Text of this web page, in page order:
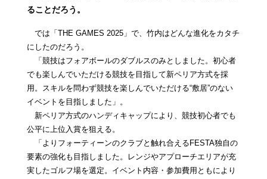
ることだろう。
では「THE GAMES 2025」で、竹内はどんな進化をカタチ
にしたのだろう。
「競技はフォアボールのダブルスのみとしました。初心者
でも楽しんでいただける競技を目指して新ペリア方式を採
用。スキルを問わず競技を楽しんでいただける“敷居”のない
イベントを目指しました」。
新ペリア方式のハンディキャップにより、競技初心者でも
公平に上位入賞を狙える。
「よりフォーティーンのクラブと触れ合えるFESTA独自の
要素の強化も目指しました。レンジやアプローチエリアが充
実したゴルフ場を選定。イベント内容・参加費用ともにより